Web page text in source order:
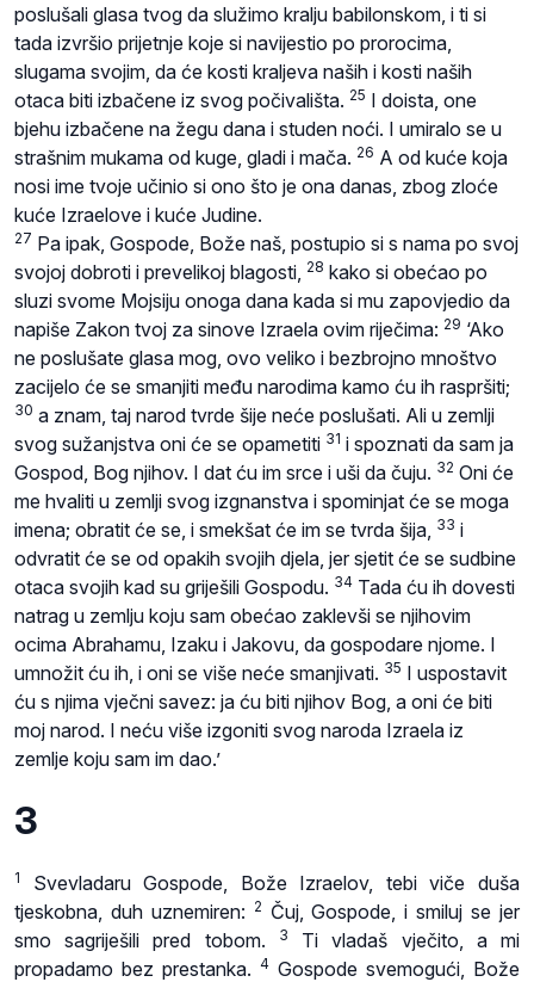
poslušali glasa tvog da služimo kralju babilonskom, i ti si
tada izvršio prijetnje koje si navijestio po prorocima,
slugama svojim, da će kosti kraljeva naših i kosti naših
otaca biti izbačene iz svog počivališta. 25 I doista, one
bjehu izbačene na žegu dana i studen noći. I umiralo se u
strašnim mukama od kuge, gladi i mača. 26 A od kuće koja
nosi ime tvoje učinio si ono što je ona danas, zbog zloće
kuće Izraelove i kuće Judine.
27 Pa ipak, Gospode, Bože naš, postupio si s nama po svoj
svojoj dobroti i prevelikoj blagosti, 28 kako si obećao po
sluzi svome Mojsiju onoga dana kada si mu zapovjedio da
napiše Zakon tvoj za sinove Izraela ovim riječima: 29 ‘Ako
ne poslušate glasa mog, ovo veliko i bezbrojno mnoštvo
zacijelo će se smanjiti među narodima kamo ću ih raspršiti;
30 a znam, taj narod tvrde šije neće poslušati. Ali u zemlji
svog sužanjstva oni će se opametiti 31 i spoznati da sam ja
Gospod, Bog njihov. I dat ću im srce i uši da čuju. 32 Oni će
me hvaliti u zemlji svog izgnanstva i spominjat će se moga
imena; obratit će se, i smekšat će im se tvrda šija, 33 i
odvratit će se od opakih svojih djela, jer sjetit će se sudbine
otaca svojih kad su griješili Gospodu. 34 Tada ću ih dovesti
natrag u zemlju koju sam obećao zaklevši se njihovim
ocima Abrahamu, Izaku i Jakovu, da gospodare njome. I
umnožit ću ih, i oni se više neće smanjivati. 35 I uspostavit
ću s njima vječni savez: ja ću biti njihov Bog, a oni će biti
moj narod. I neću više izgoniti svog naroda Izraela iz
zemlje koju sam im dao.’
3
1
Svevladaru Gospode, Bože Izraelov, tebi viče duša
tjeskobna, duh uznemiren: 2 Čuj, Gospode, i smiluj se jer
smo sagriješili pred tobom.
3
Ti vladaš vječito, a mi
propadamo bez prestanka. 4 Gospode svemogući, Bože